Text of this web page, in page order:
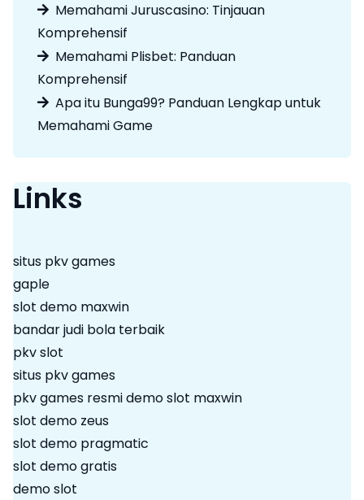
Memahami Juruscasino: Tinjauan
Komprehensif
Memahami Plisbet: Panduan
Komprehensif
Apa itu Bunga99? Panduan Lengkap untuk
Memahami Game
Links
situs pkv games
gaple
slot demo maxwin
bandar judi bola terbaik
pkv slot
situs pkv games
pkv games resmidemo slot maxwin
slot demo zeus
slot demo pragmatic
slot demo gratis
demo slot